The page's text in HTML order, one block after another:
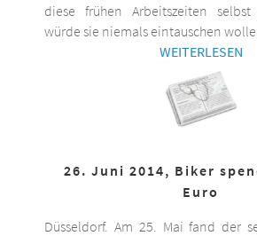
diese frühen Arbeitszeiten selbst
würde sie niemals eintauschen
WEITERLESEN
26. Juni 2014, Biker
Euro
Düsseldorf. Am 25. Mai fand der